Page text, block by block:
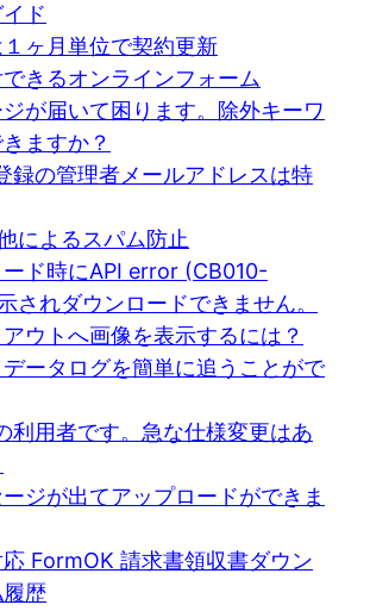
ド
ヶ月単位で契約更新
きるオンラインフォーム
が届いて困ります。除外キーワ
ますか？
録の管理者メールアドレスは特
によるスパム防止
ド時にAPI error (CB010-
されダウンロードできません。
ウトへ画像を表示するには？
ータログを簡単に追うことがで
利用者です。急な仕様変更はあ
ジが出てアップロードができま
FormOK 請求書領収書ダウン
歴